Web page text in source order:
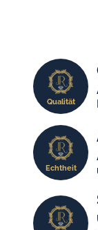
Qualität
Echtheit